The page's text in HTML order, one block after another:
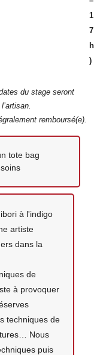
1
7
h
)
du stage seront
remboursé(e).
tote bag
à l'indigo
artiste
dans la
de
à provoquer
techniques de
Nous
puis